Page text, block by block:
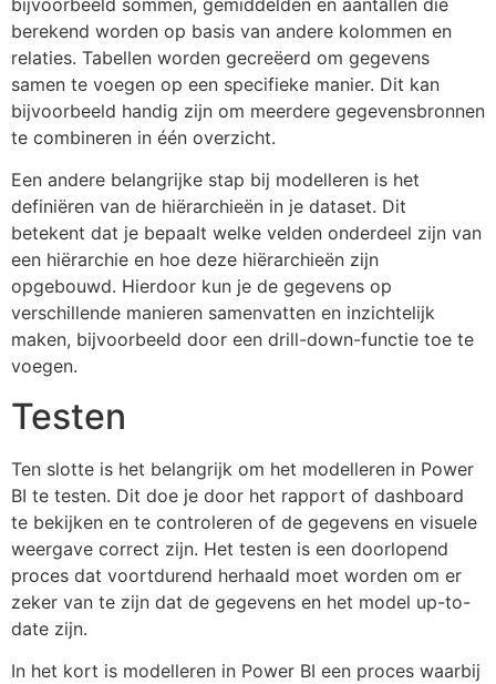
berekend worden op basis van andere kolommen en
relaties. Tabellen worden gecreëerd om gegevens
samen te voegen op een specifieke manier. Dit kan
bijvoorbeeld handig zijn om meerdere gegevensbronnen
te combineren in één overzicht.
Een andere belangrijke stap bij modelleren is het
definiëren van de hiërarchieën in je dataset. Dit
betekent dat je bepaalt welke velden onderdeel zijn van
een hiërarchie en hoe deze hiërarchieën zijn
opgebouwd. Hierdoor kun je de gegevens op
verschillende manieren samenvatten en inzichtelijk
maken, bijvoorbeeld door een drill-down-functie toe te
voegen.
Testen
Ten slotte is het belangrijk om het modelleren in Power
BI te testen. Dit doe je door het rapport of dashboard
te bekijken en te controleren of de gegevens en visuele
weergave correct zijn. Het testen is een doorlopend
proces dat voortdurend herhaald moet worden om er
zeker van te zijn dat de gegevens en het model up-to-
date zijn.
In het kort is modelleren in Power BI een proces waarbij